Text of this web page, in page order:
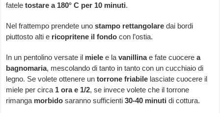
fatele tostare a 180° C per 10 minuti.
Nel frattempo prendete unostampo rettangolare dai bordi
piuttosto alti e ricopritene il fondocon l’ostia.
In un pentolino versate il miele e la vanillinae fate cuocerea
bagnomaria, mescolando di tanto in tanto con un cucchiaio di
legno. Se volete ottenere untorrone friabile lasciate cuocere il
miele per circa 1 ora e 1/2, se invece volete che il torrone
rimanga morbido saranno sufficienti30-40 minuti di cottura.